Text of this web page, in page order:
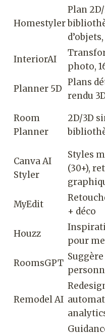
Homestyler
Plan 2D/
InteriorAI
photo,
Planner 5D
Plans
rendu
Room
Planner
2D/3D
Canva AI
Styler
Styles
(30+),
MyEdit
+ déco
Houzz
pour
RoomsGPT
Remodel AI